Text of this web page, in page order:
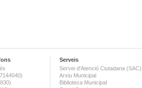
Serveis
Servei d'Atenció Ciutadana (SAC)
Arxiu Municipal
Biblioteca Municipal